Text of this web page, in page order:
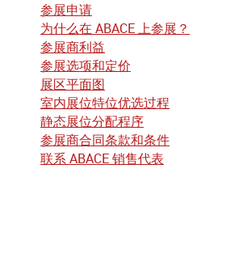
参展申请
为什么在 ABACE 上参展？
参展商利益
参展选项和定价
展区平面图
室内展位特位优选过程
静态展位分配程序
参展商合同条款和条件
联系 ABACE 销售代表